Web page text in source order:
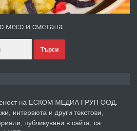
поход "По стъпките на Ангел
преди 1 година
месо и сметана
Търси
на ЕСКОМ МЕДИА ГРУП ООД.
интервюта и други текстови,
публикувани в сайта, са